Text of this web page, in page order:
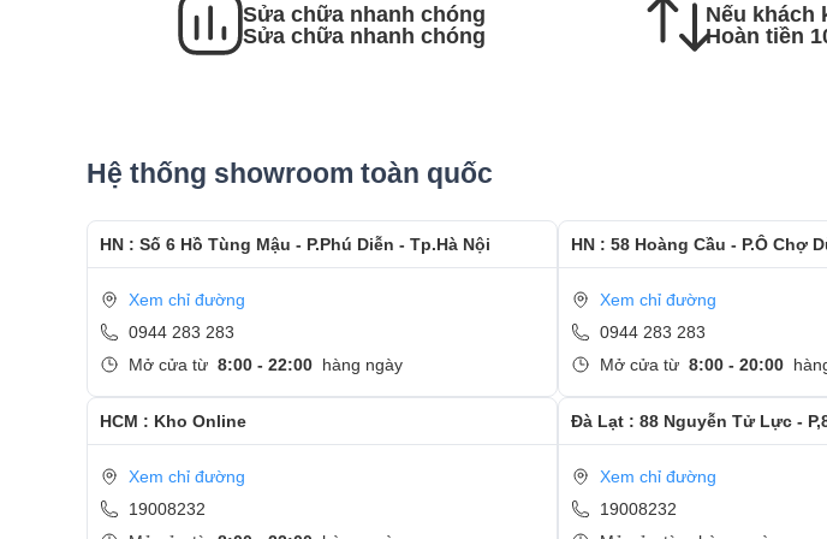
- Sau khi thay màn hình xong, khách hàng sẽ được hướng dẫn kiểm tra lại màn
- Hotline CSKH dịch vụ sửa chữa: 0944-283-283
Sửa chữa nhanh chóng
Sửa chữa nhanh chóng
Nếu khách
Hoàn tiền
Hệ thống showroom toàn quốc
HN : Số 6 Hồ Tùng Mậu - P.Phú Diễn - Tp.Hà Nội
Xem chỉ đường
0944 283 283
Mở cửa từ 8:00 - 22:00 hàng ngày
HN : 58 Hoàng Cầu - P.Ô Chợ
Xem chỉ đường
0944 283 283
Mở cửa từ 8:00 - 20:00
HCM : Kho Online
Xem chỉ đường
19008232
Đà Lạt : 88 Nguyễn Tử Lực -
Xem chỉ đường
19008232